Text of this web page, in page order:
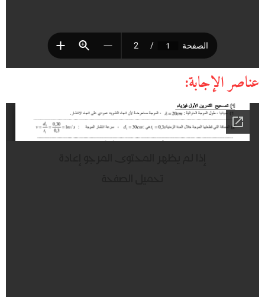
عناصر الإجابة: